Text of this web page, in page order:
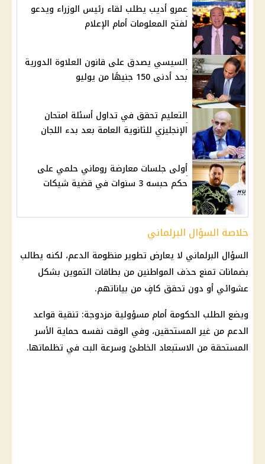
عمرو أديب يطلب لقاء رئيس الوزراء ويدعو
لفتح المعلومات أمام الإعلام
السيسي يصدق على قانون العلاوة الدورية
بحد أدنى 150 جنيهًا من يوليو
التعليم تحقق في تداول أسئلة امتحان
الإنجليزي للثانوية العامة بعد بدء اللجان
أولى جلسات معارضة روماني حلمي على
حكم حبسه 3 سنوات في قضية شيكات
خلاصة السؤال البرلماني
السؤال البرلماني لا يعارض تطوير منظومة الدعم، لكنه يطالب
بضمانات تمنع حذف المواطنين من بطاقات التموين بشكل
عشوائي أو دون تحقق كافٍ من بياناتهم.
ويضع الطلب الحكومة أمام مسؤولية مزدوجة: تنقية قواعد
الدعم من غير المستحقين، وفي الوقت نفسه حماية الأسر
المستحقة من الاستبعاد الخاطئ وسرعة البت في تظلماتها.